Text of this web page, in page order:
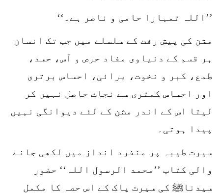
’’اللہ تمہارا حامی و ناصر ہے۔‘‘
مشن کی پیش رفت کے سلسلے میں جب تک انسان
ہر قسم کے دنیاوی مفاد حرص و آس، حسد،
طمع، کبر و نخوت، برائی، احساس برتری
اور احساس کمتری سے نجات حاصل نہیں کر
لیتا اس کے اندر مشن کے لئے دیوانگی نہیں
پیدا ہوتی۔
سیرت طیبہ پر منفرد انداز میں لکھی جانے
والی کتاب ’’محمد الرسول اللہ‘‘ حضور
سیدناﷺ کی سیرت پاک کے اس حصہ کا مکمل